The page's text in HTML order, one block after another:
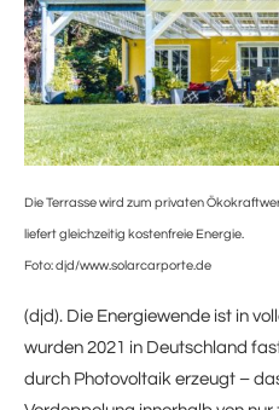
Die Terrasse wird zum privaten
liefert gleichzeitig kostenfreie Energie.
Foto: djd/www.solarcarporte.de
(djd). Die Energiewende ist in
wurden 2021 in Deutschland
durch Photovoltaik erzeugt –